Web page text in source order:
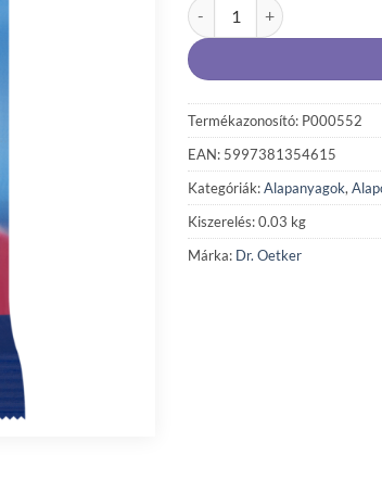
Dr. Oetker kakaós tortadara
Termékazonosító: P000552
EAN: 5997381354615
Kategóriák:Alapanyagok,
Kiszerelés: 0.03 kg
Márka: Dr. Oetker